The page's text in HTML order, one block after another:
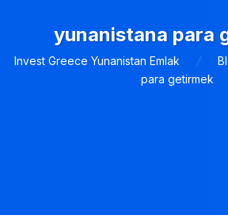
yunanistana para
Invest Greece Yunanistan Emlak
para getirmek